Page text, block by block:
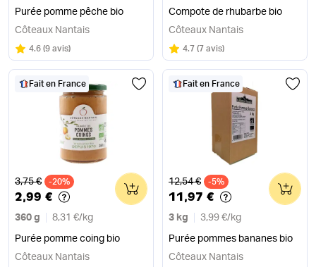
Purée pomme pêche bio
Côteaux Nantais
Note
4.6 sur 5
(9 avis)
Compote de rhubarbe bio
Côteaux Nantais
Note
4.7 sur 5
(7 avis)
Fait en France
Ancien prix
3,75 € -20%
2,99 €
360 g 8,31 €/ kg
Purée pomme coing bio
0
Côteaux Nantais
Fait en France
Ancien prix
12,54 € -5%
11,97 €
3 kg 3,99 €/ kg
Purée pommes bananes bio
0
Côteaux Nantais